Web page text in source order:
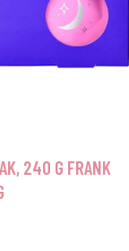
240 G FRANK